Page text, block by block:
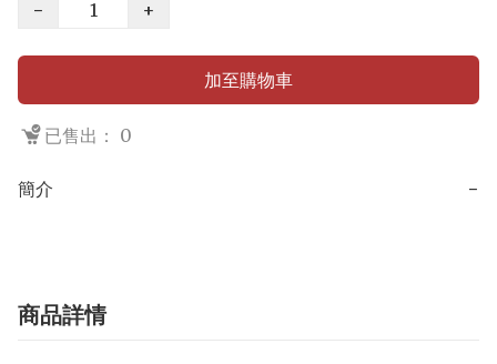
−
+
加至購物車
已售出： 0
簡介 −
商品詳情